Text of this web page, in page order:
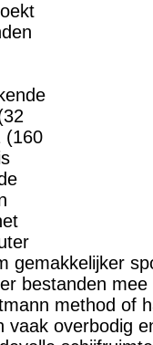
(160
gemakkelijker
bestanden
method of
vaak overbodig